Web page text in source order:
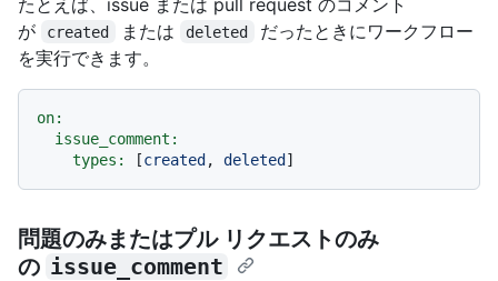
が
created または deleted
だったときにワークフロー
を実行できます。
on:
issue_comment:
types:
[created , deleted
問題のみまたはプル リクエストのみ
の issue_comment